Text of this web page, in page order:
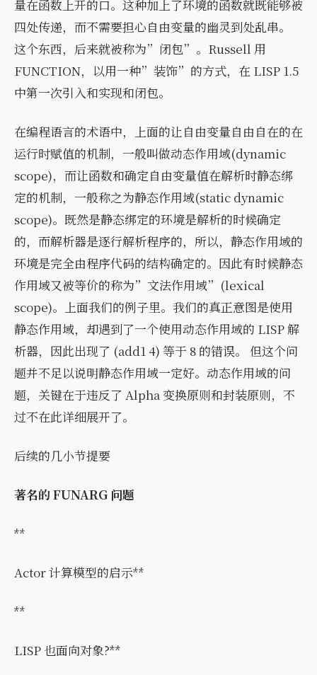
量在函数上开的口。这种加上了环境的函数就既能够被
四处传递，而不需要担心自由变量的幽灵到处乱串。
这个东西，后来就被称为”闭包”。Russell 用
FUNCTION，以用一种”装饰”的方式，在 LISP 1.5
中第一次引入和实现和闭包。
在编程语言的术语中，上面的让自由变量自由自在的在
运行时赋值的机制，一般叫做动态作用域(dynamic
scope)，而让函数和确定自由变量值在解析时静态绑
定的机制，一般称之为静态作用域(static dynamic
scope)。既然是静态绑定的环境是解析的时候确定
的，而解析器是逐行解析程序的，所以，静态作用域的
环境是完全由程序代码的结构确定的。因此有时候静态
作用域又被等价的称为”文法作用域”(lexical
scope)。上面我们的例子里。我们的真正意图是使用
静态作用域，却遇到了一个使用动态作用域的 LISP 解
析器，因此出现了 (add1 4) 等于 8 的错误。 但这个问
题并不足以说明静态作用域一定好。动态作用域的问
题，关键在于违反了 Alpha 变换原则和封装原则，不
过不在此详细展开了。
后续的几小节提要
著名的 FUNARG 问题
**
Actor 计算模型的启示**
**
LISP 也面向对象?**